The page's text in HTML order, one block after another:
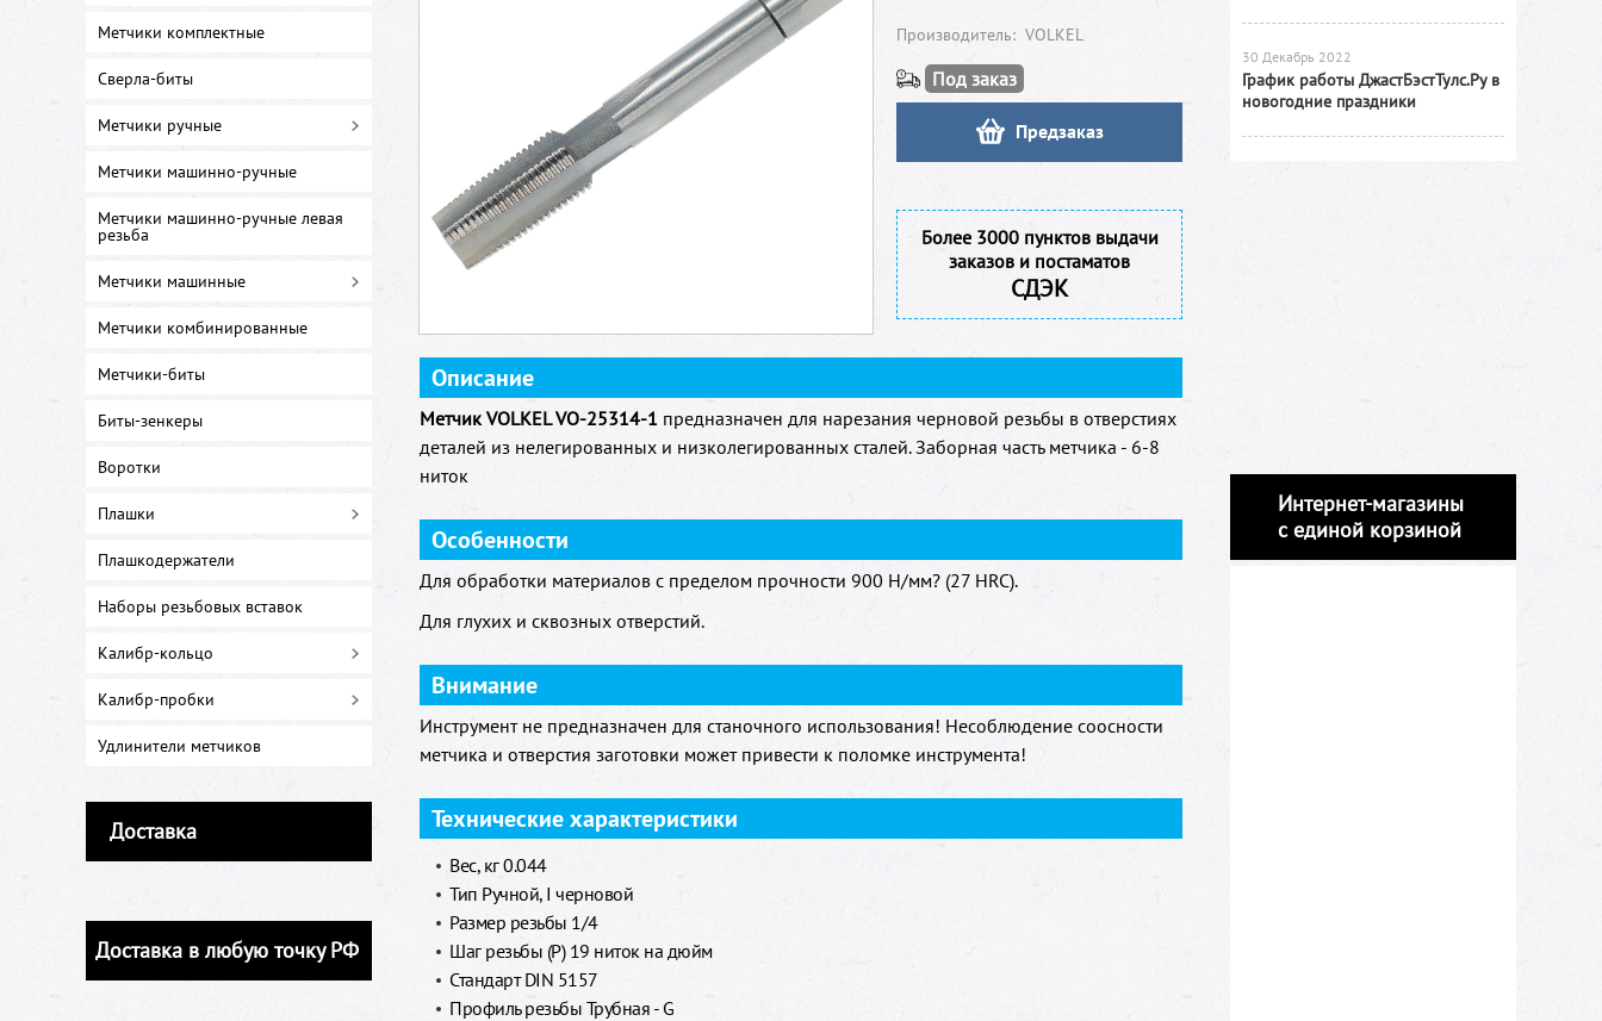
Метчики комплектные
Сверла-биты
Метчики ручные
Метчики машинно-ручные
Метчики машинно-ручные левая
резьба
Метчики машинные
Метчики комбинированные
Метчики-биты
Биты-зенкеры
Воротки
Плашки
Плашкодержатели
Наборы резьбовых вставок
Калибр-кольцо
Калибр-пробки
Удлинители метчиков
Доставка
Доставка в любую точку РФ
Производитель: VOLKEL
Под заказ
Предзаказ
Более 3000 пунктов выдачи
заказов и постаматов
СДЭК
Описание
Метчик VOLKEL VO-25314-1 предназначен для нарезания черновой резьбы в отверстиях
деталей из нелегированных и низколегированных сталей. Заборная часть метчика - 6-8
ниток
Особенности
Для обработки материалов с пределом прочности 900 H/мм? (27 HRC).
Для глухих и сквозных отверстий.
Внимание
Инструмент не предназначен для станочного использования! Несоблюдение соосности
метчика и отверстия заготовки может привести к поломке инструмента!
Технические характеристики
Вес, кг 0.044
Тип Ручной, I черновой
Размер резьбы 1/4
Шаг резьбы (Р) 19 ниток на дюйм
Стандарт DIN 5157
Профиль резьбы Трубная - G
30 Декабрь 2022
График работы ДжастБэстТулс.Ру в
новогодние праздники
Интернет-магазины
с единой корзиной